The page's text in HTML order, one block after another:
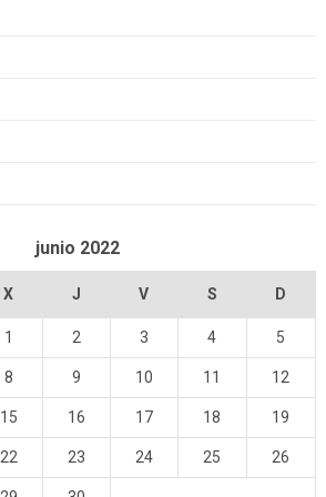
junio 2022
X J V S D
1 2 3 4 5
8 9 10 11 12
15 16 17 18 19
22 23 24 25 26